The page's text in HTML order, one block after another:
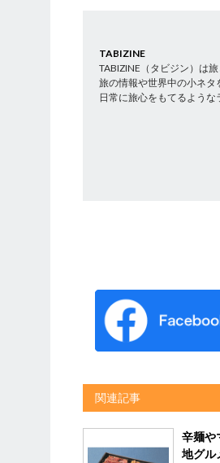
TABIZINE
TABIZINE（タビジン）は
旅の情報や世界中の小ネタ
日常に旅心をもてるような
関連記事
辛麺や
地グル